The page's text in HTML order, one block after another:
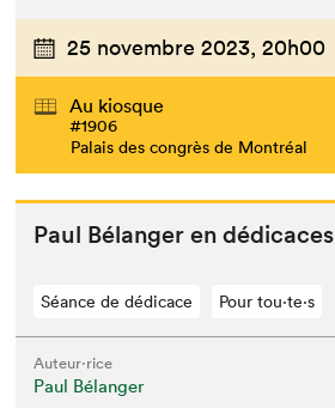
25 novembre 2023, 20h00
Au kiosque
#1906
Palais des congrès de Montréal
Paul Bélanger en dédicaces
Séance de dédicace Pour tou⋅te⋅s
Auteur·rice
Paul Bélanger